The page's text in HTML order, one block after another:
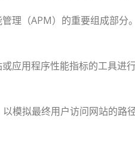
（APM）的重要组成部分
用程序性能指标的工具进
模拟最终用户访问网站的路